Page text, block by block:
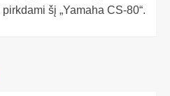
šį „Yamaha CS-80“.